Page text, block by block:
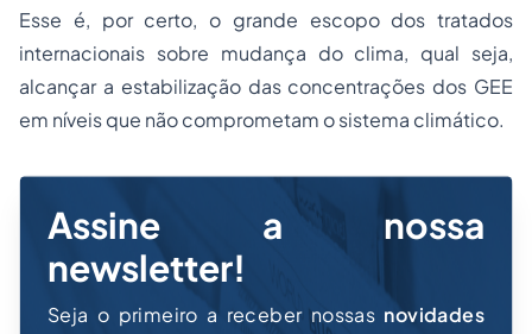
Esse é, por certo, o grande escopo dos tratados
internacionais sobre mudança do clima, qual seja,
alcançar a estabilização das concentrações dos GEE
em níveis que não comprometam o sistema climático.
Assine a nossa
newsletter!
Seja o primeiro a receber nossas novidades